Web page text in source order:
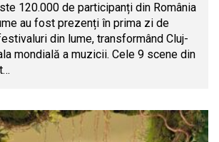
120.000 de participanți din România
au fost prezenți în prima zi de
din lume, transformând Cluj-
mondială a muzicii. Cele 9 scene din